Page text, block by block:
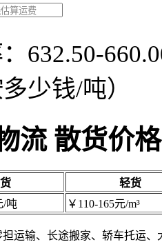
632.50-
少钱/吨）
流 散货价格
轻货
/吨 ￥110-165元/m³
运输、长途搬家、轿车托运